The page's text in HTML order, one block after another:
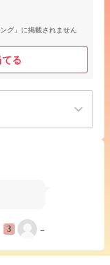
グ」に掲載されません
る
keyboard_arrow_down
3 −